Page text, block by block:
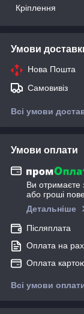
Кріплення
Умови
Нова Пошта
Самовивіз
Всі умови
Умови оплати
Ви отримаєте
або гроші
Детальніше
Післяплата
Оплата на
Оплата
Всі умови